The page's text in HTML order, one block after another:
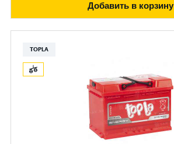
Добавить в корзину
TOPLA